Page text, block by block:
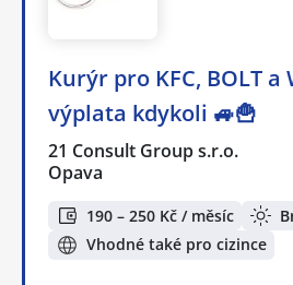
Kurýr pro KFC, BOLT a
výplata kdykoli 🚙🍟
21 Consult Group s.r.o.
Opava
190 – 250 Kč / měsíc
Vhodné také pro cizince